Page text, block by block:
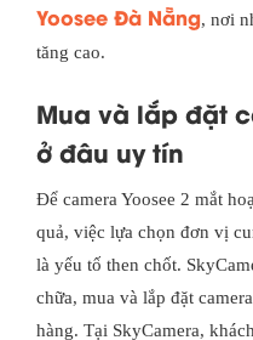
Yoosee Đà Nẵng, nơi
tăng cao.
Mua và lắp đặt
ở đâu uy tín
Để camera Yoosee 2 mắt
quả, việc lựa chọn đơn vị
là yếu tố then chốt.
chữa, mua và lắp đặt
hàng. Tại SkyCamera,